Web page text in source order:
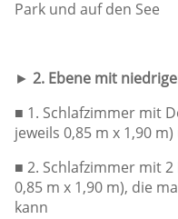
Park und auf den See
► 2. Ebene mit
■ 1. Schlafzimmer mit
jeweils 0,85 m x 1,90
■ 2. Schlafzimmer mit
0,85 m x 1,90 m), die
kann